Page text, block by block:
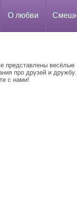
О любви
представлены весёлые
про друзей и дружбу.
с нами!